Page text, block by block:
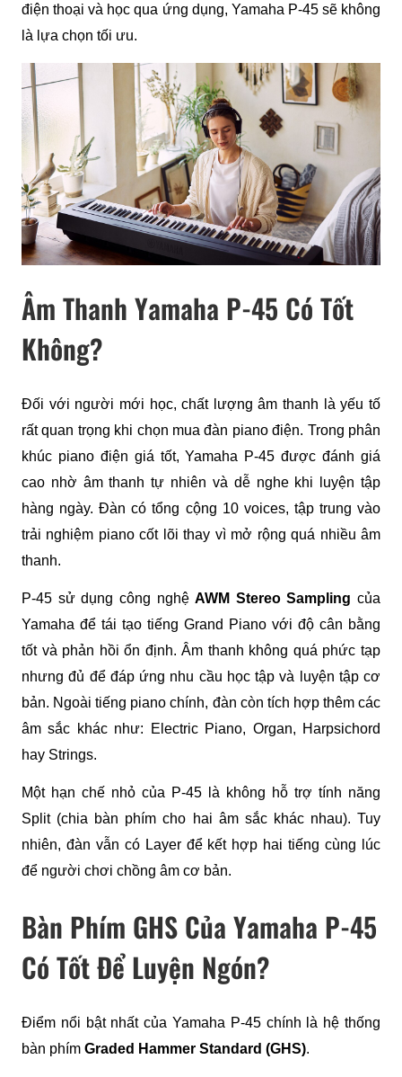
điện thoại và học qua ứng dụng, Yamaha P-45 sẽ không
là lựa chọn tối ưu.
Âm Thanh Yamaha P-45 Có Tốt
Không?
Đối với người mới học, chất lượng âm thanh là yếu tố
rất quan trọng khi chọn mua đàn piano điện. Trong phân
khúc piano điện giá tốt, Yamaha P-45 được đánh giá
cao nhờ âm thanh tự nhiên và dễ nghe khi luyện tập
hàng ngày. Đàn có tổng cộng 10 voices, tập trung vào
trải nghiệm piano cốt lõi thay vì mở rộng quá nhiều âm
thanh.
P-45 sử dụng công nghệ AWM Stereo Sampling của
Yamaha để tái tạo tiếng Grand Piano với độ cân bằng
tốt và phản hồi ổn định. Âm thanh không quá phức tạp
nhưng đủ để đáp ứng nhu cầu học tập và luyện tập cơ
bản. Ngoài tiếng piano chính, đàn còn tích hợp thêm các
âm sắc khác như: Electric Piano, Organ, Harpsichord
hay Strings.
Một hạn chế nhỏ của P-45 là không hỗ trợ tính năng
Split (chia bàn phím cho hai âm sắc khác nhau). Tuy
nhiên, đàn vẫn có Layer để kết hợp hai tiếng cùng lúc
để người chơi chồng âm cơ bản.
Bàn Phím GHS Của Yamaha P-45
Có Tốt Để Luyện Ngón?
Điểm nổi bật nhất của Yamaha P-45 chính là hệ thống
bàn phím Graded Hammer Standard (GHS).